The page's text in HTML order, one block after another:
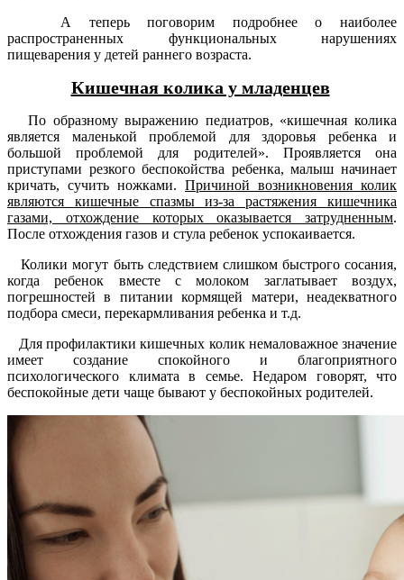
А теперь поговорим подробнее о наиболее
распространенных функциональных нарушениях
пищеварения у детей раннего возраста.
Кишечная колика у младенцев
По образному выражению педиатров, «кишечная колика
является маленькой проблемой для здоровья ребенка и
большой проблемой для родителей». Проявляется она
приступами резкого беспокойства ребенка, малыш начинает
кричать, сучить ножками. Причиной возникновения колик
являются кишечные спазмы из-за растяжения кишечника
газами, отхождение которых оказывается затрудненным.
После отхождения газов и стула ребенок успокаивается.
Колики могут быть следствием слишком быстрого сосания,
когда ребенок вместе с молоком заглатывает воздух,
погрешностей в питании кормящей матери, неадекватного
подбора смеси, перекармливания ребенка и т.д.
Для профилактики кишечных колик немаловажное значение
имеет создание спокойного и благоприятного
психологического климата в семье. Недаром говорят, что
беспокойные дети чаще бывают у беспокойных родителей.